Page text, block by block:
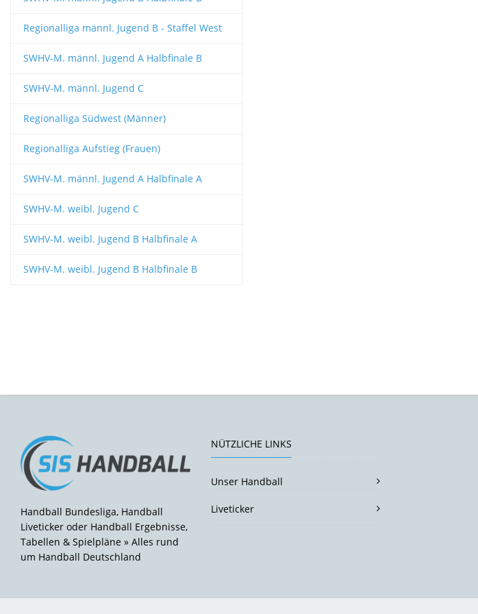
Regionalliga männl. Jugend B - Staffel West
SWHV-M. männl. Jugend A Halbfinale B
SWHV-M. männl. Jugend C
Regionalliga Südwest (Männer)
Regionalliga Aufstieg (Frauen)
SWHV-M. männl. Jugend A Halbfinale A
SWHV-M. weibl. Jugend C
SWHV-M. weibl. Jugend B Halbfinale A
SWHV-M. weibl. Jugend B Halbfinale B
Handball Bundesliga, Handball
Liveticker oder Handball Ergebnisse,
Tabellen & Spielpläne » Alles rund
um Handball Deutschland
NÜTZLICHE LINKS
Unser Handball
Liveticker